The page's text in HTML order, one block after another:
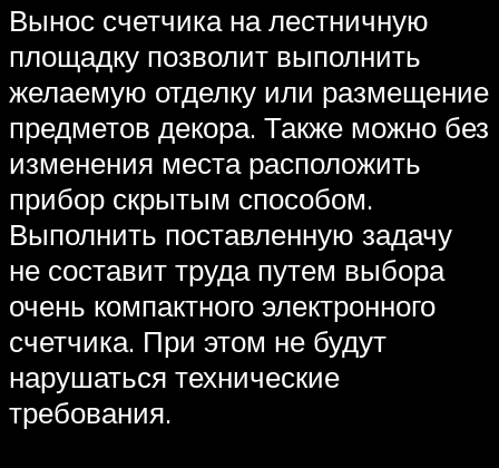
Вынос счетчика на лестничную
площадку позволит выполнить
желаемую отделку или размещение
предметов декора. Также можно без
изменения места расположить
прибор скрытым способом.
Выполнить поставленную задачу
не составит труда путем выбора
очень компактного электронного
счетчика. При этом не будут
нарушаться технические
требования.